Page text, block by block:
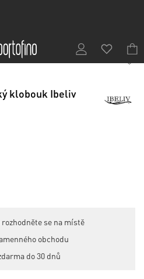
klobouk Ibeliv
se na místě
obchodu
do 30 dnů